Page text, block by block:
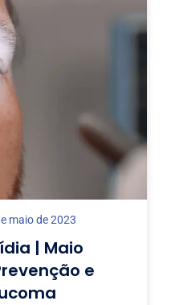
maio de 2023
| Maio
e